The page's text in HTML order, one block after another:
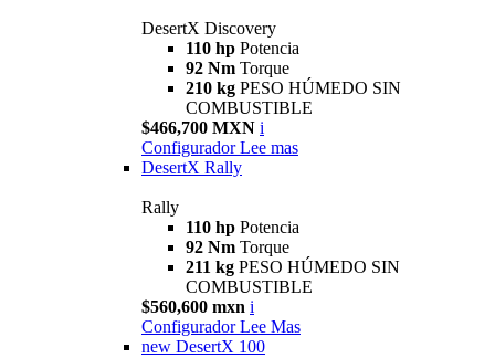
DesertX Discovery
110 hp Potencia
92 Nm Torque
210 kg PESO HÚMEDO SIN
COMBUSTIBLE
$466,700 MXN i
Configurador Lee mas
DesertX Rally
Rally
110 hp Potencia
92 Nm Torque
211 kg PESO HÚMEDO SIN
COMBUSTIBLE
$560,600 mxn i
Configurador Lee Mas
new DesertX 100